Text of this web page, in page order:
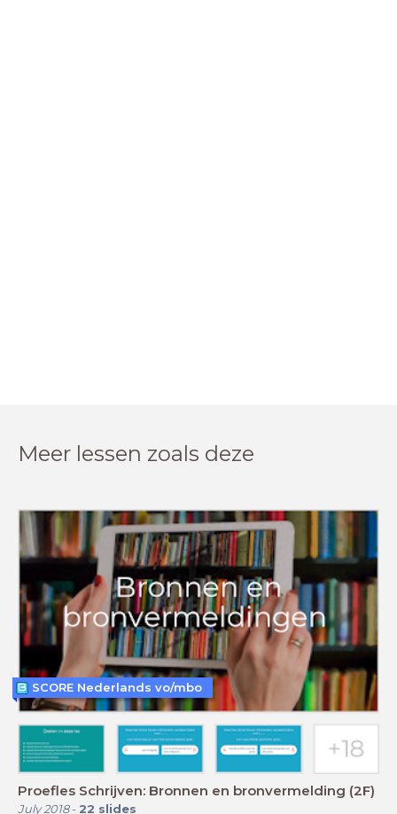
Meer lessen zoals deze
Proefles Schrijven: Bronnen en bronvermelding (2F)
July 2018- 22 slides
SCORE Nederlands vo/mbo